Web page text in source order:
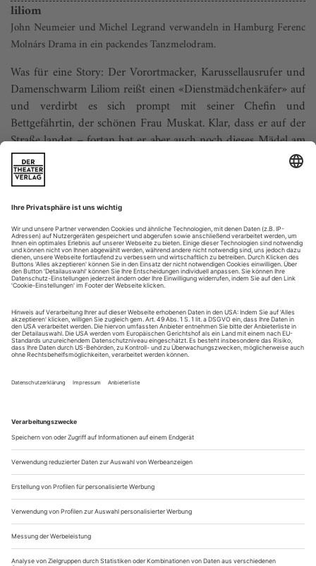
liliom
John Neumeier und Michel Legrand verwandeln in Hamburg Ferenc
Molnárs Drama in ein packendes Tanzmelodram.
Was für eine Story: Der Vorortmacker, Karussellausrufer und
Damenschwarm Liliom reißt einen «Dienstmädchenkäfer» auf
und verdirbt es sich prompt mit seiner Chefin und
Bettgefährtin, der schönen Frau Muskat. Klar, dass er auf der
Straße landet – fortan hat er aber auch noch dieses Mädel am
Hals, auf dessen unbeholfene Zuneigung er keine Antwort
findet. Bald ist...
nutzungsrecht an einer choreografie
«Ich habe zum ersten Mal einen Gastvertrag von einem Theater
bekommen und soll für das Ballettensemble des Theaters eine neue
Choreografie erarbeiten. Mir liegt ein Vertragsentwurf vor, in dem
unter dem Titel «Urheber- und Leistungs-schutzrechte» wörtlich
geregelt ist, dass ich dem Theater das ausschließliche Recht einräume,
meine Rechte aus § 15 ff. Urheberrechtsgesetz inhaltlich, zeitlich und
räumlich unbeschränkt zu nutzen. Da ich eine eigene kleine
Kompanie habe, möchte ich die neue Choreografie auch mit den
Tänzern meiner Kompanie später selbst aufführen, vielleicht auch
noch weiter an ihr feilen. Kann ich das dann noch machen?»
Urheberrechts. Das gilt unabhängig davon, ob Sie im Auftrag
eines anderen eine Choreografie erarbeiten oder diese
Choreo-grafie direkt mit ihrer eigenen Kompanie zur
Aufführung bringen. Anders als etwa in den USA gibt es bei
uns nicht den Grundsatz, dass ein Urheber, der ein Werk im
Auftrag eines anderen...
Nur im Netz
Bei Eingabe Ihrer Abonummer finden Sie auch diese Kritiken auf